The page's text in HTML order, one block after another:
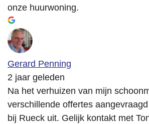
onze huurwoning.
Gerard Penning
2 jaar geleden
Na het verhuizen van mijn
verschillende offertes
bij Rueck uit. Gelijk kontakt met